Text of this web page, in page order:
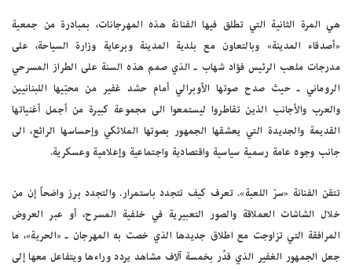
هي المرة الثانية التي تطلق فيها الفنانة هذه المهرجانات، بمبادرة من جمعية
«أصدقاء المدينة» وبالتعاون مع بلدية المدينة وبرعاية وزارة السياحة، على
مدرجات ملعب الرئيس فؤاد شهاب ـ الذي صمم هذه السنة على الطراز المسرحي
الروماني ـ حيث صدح صوتها الأوبرالي أمام حشد غفير من محبّيها اللبنانيين
والعرب والأجانب الذين تقاطروا ليستمعوا الى مجموعة كبيرة من أجمل أغنياتها
القديمة والجديدة التي يعشقها الجمهور بصوتها الملائكي وإحساسها الرائع، الى
جانب وجوه عامة رسمية سياسية واقتصادية واجتماعية وإعلامية وعسكرية.
تتقن الفنانة «سرّ اللعبة». تعرف كيف تتجدد باستمرار. والتجدد برز واضحاً إن من
خلال الشاشات العملاقة والصور التعبيرية في خلفية المسرح، أو عبر العروض
المرافقة التي تزاوجت مع اطلاق جديدها الذي خصت به المهرجان ـ «الحرية»، ما
جعل الجمهور الغفير الذي قدِّر بخمسة آلاف مشاهد يردد وراءها ويتفاعل معها إلى